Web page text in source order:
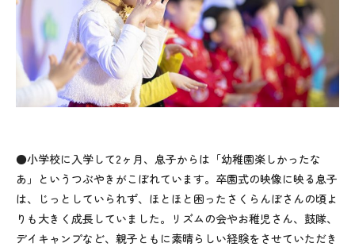
●小学校に入学して2ヶ月、息子からは「幼稚園楽しかったな
あ」というつぶやきがこぼれています。卒園式の映像に映る息子
は、じっとしていられず、ほとほと困ったさくらんぼさんの頃よ
りも大きく成長していました。リズムの会やお稚児さん、鼓隊、
デイキャンプなど、親子ともに素晴らしい経験をさせていただき